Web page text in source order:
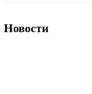
Новости